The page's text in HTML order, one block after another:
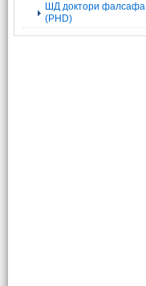
ШД доктори фалсафа
(PHD)